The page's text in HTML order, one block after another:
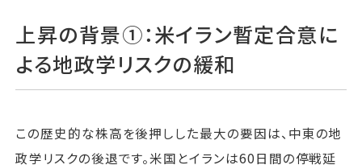
上昇の背景①：米イラン暫定合意に
よる地政学リスクの緩和
この歴史的な株高を後押しした最大の要因は、中東の地
政学リスクの後退です。米国とイランは60日間の停戦延